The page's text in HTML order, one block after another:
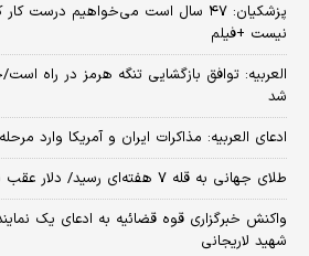
پزشکیان: ۴۷ سال است می‌خواهیم درست
نیست +فیلم
شد
ادعای العربیه: مذاکرات ایران و آمریکا وارد
طلای جهانی به قله ۷ هفته‌ای رسید/ دلار عقب نشست، فلز زرد صعود کرد
واکنش خبرگزاری قوه قضائیه به ادعای یک
شهید لاریجانی